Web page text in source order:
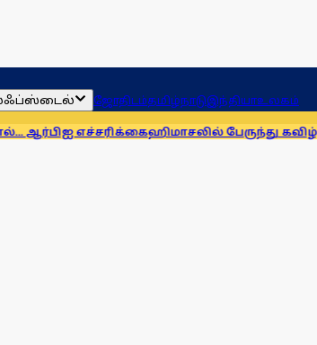
ஜோதிடம்தமிழ்நாடுஇந்தியாஉலகம்
ஹிமாசலில் பேருந்து கவிழ்ந்து விபத்து!